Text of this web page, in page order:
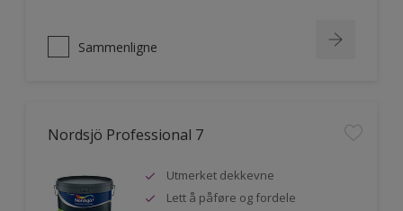
Sammenligne
Nordsjö Professional 7
Utmerket dekkevne
Lett å påføre og fordele